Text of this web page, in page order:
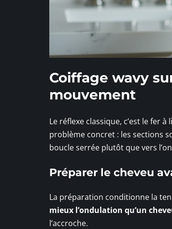
Coiffage wavy
mouvement
Le réflexe classique, c’est le fer
problème concret : les sections
boucle serrée plutôt que vers
Préparer le cheveu
La préparation conditionne la
mieux l’ondulation qu’un
l’accroche.